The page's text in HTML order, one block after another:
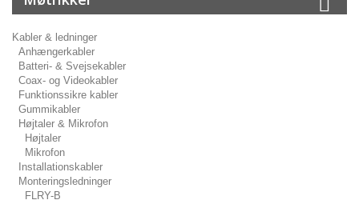
Kabler & ledninger
Anhængerkabler
Batteri- & Svejsekabler
Coax- og Videokabler
Funktionssikre kabler
Gummikabler
Højtaler & Mikrofon
Højtaler
Mikrofon
Installationskabler
Monteringsledninger
FLRY-B